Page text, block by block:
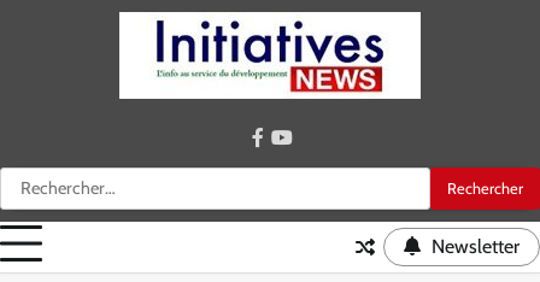
Rechercher :
facebook
youtube
Newsletter